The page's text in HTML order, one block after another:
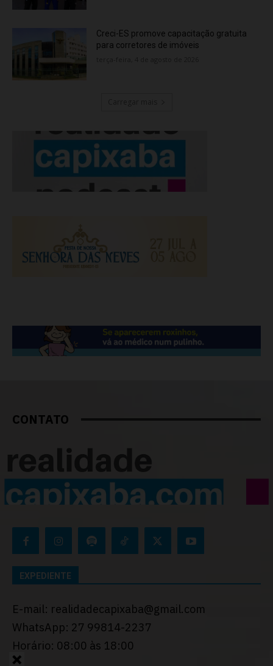
Creci-ES promove capacitação gratuita
para corretores de imóveis
CONTATO
EXPEDIENTE
E-mail: realidadecapixaba@gmail.com
WhatsApp: 27 99814-2237
Horário: 08:00 às 18:00